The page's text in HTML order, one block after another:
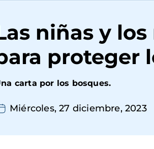
niñas y
proteger
carta por los bosques.
Miércoles, 27 diciembre, 2023